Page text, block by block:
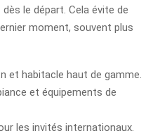
le départ. Cela évite de
moment, souvent plus
et habitacle haut de gamme.
et équipements de
les invités internationaux.